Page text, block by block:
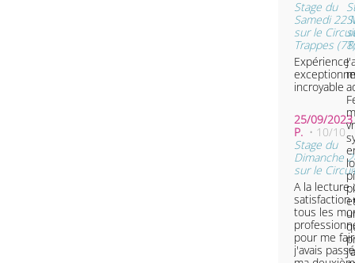
Stage du
Samedi 22
sur le
Trappes (78)
Expérience
incroyable
25/09/
P. • 10/10
Stage du
Dimanche
sur le
A la lecture
satisfaction
tous les
pour me
j'avais passé